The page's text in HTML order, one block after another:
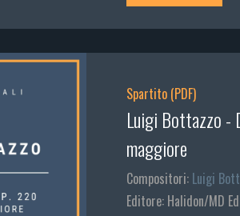
Spartito (PDF)
Luigi Bottazzo -
maggiore
Compositori: Luigi
Editore: Halidon/MD